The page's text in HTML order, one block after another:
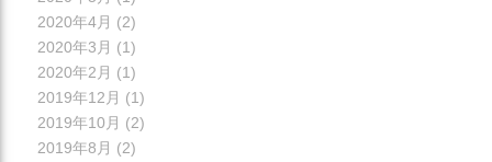
2020年4月 (2)
2020年3月 (1)
2020年2月 (1)
2019年12月 (1)
2019年10月 (2)
2019年8月 (2)